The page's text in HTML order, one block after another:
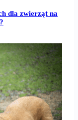
dla zwierząt na